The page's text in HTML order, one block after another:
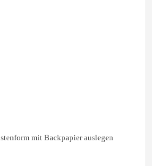
mit Backpapier auslegen